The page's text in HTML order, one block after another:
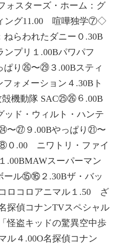
ォスターズ・ホーム：グ
ング11.00 喧嘩独学⑦◇
ねらわれたダニー０.30B
プリ１.00Bパワパフ
り㉖〜㉙３.00Bスティ
ォメーション４.30Bト
機動隊 SAC㉕㉖６.00B
ッド・ウィルト・ハンテ
〜㉗９.00Bやっぱり㉑〜
.00 ニワトリ・ファイ
スーパーマン
ル⑮⑯２.30Bザ・バッ
ロコロアニマル１.50 ざ
探偵コナンTVスペシャル
怪盗キッドの驚異空中歩
４.00O名探偵コナン